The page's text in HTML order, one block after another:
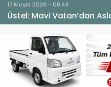
10 Temmuz 2026 - 18:49
Cumhurbaşkanı